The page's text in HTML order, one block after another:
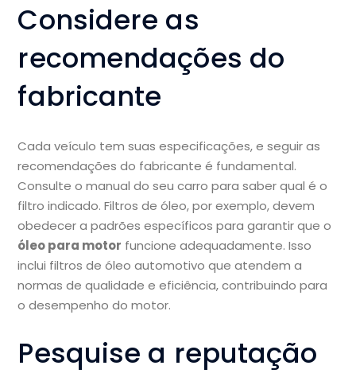
Considere as
recomendações do
fabricante
Cada veículo tem suas especificações, e seguir as
recomendações do fabricante é fundamental.
Consulte o manual do seu carro para saber qual é o
filtro indicado. Filtros de óleo, por exemplo, devem
obedecer a padrões específicos para garantir que o
óleo para motor funcione adequadamente. Isso
inclui filtros de óleo automotivo que atendem a
normas de qualidade e eficiência, contribuindo para
o desempenho do motor.
Pesquise a reputação